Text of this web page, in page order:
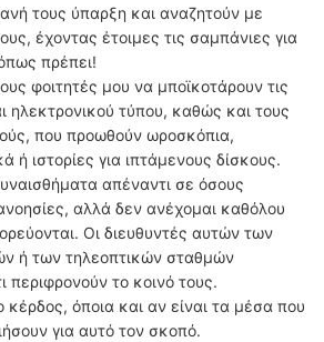
τους ύπαρξη και αναζητούν με
έχοντας έτοιμες τις σαμπάνιες για
πρέπει!
φοιτητές μου να μποϊκοτάρουν τις
ηλεκτρονικού τύπου, καθώς και τους
που προωθούν ωροσκόπια,
ή ιστορίες για ιπτάμενους δίσκους.
απέναντι σε όσους
αλλά δεν ανέχομαι καθόλου
Οι διευθυντές αυτών των
ή των τηλεοπτικών σταθμών
περιφρονούν το κοινό τους.
όποια και αν είναι τα μέσα που
για αυτό τον σκοπό.